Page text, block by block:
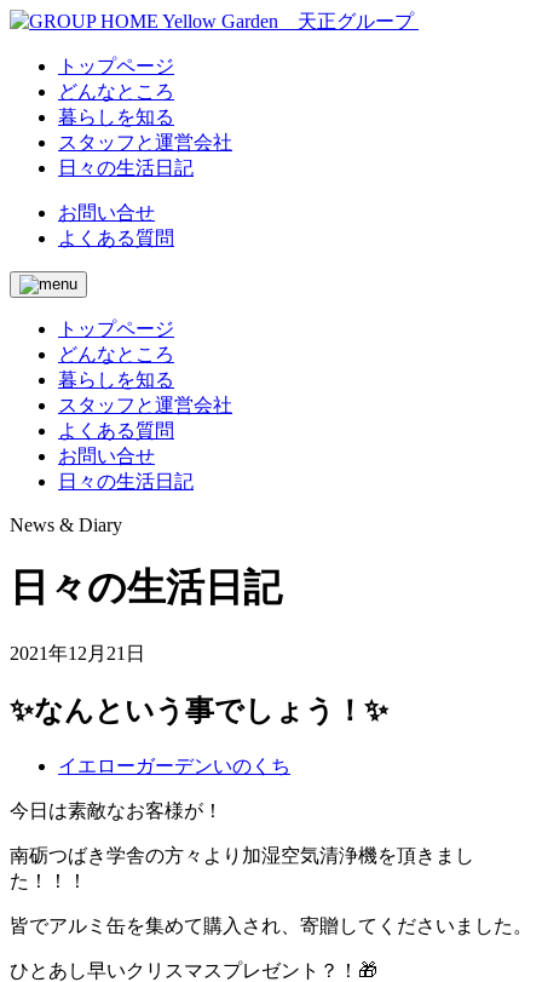
トップページ
どんなところ
暮らしを知る
スタッフと運営会社
日々の生活日記
お問い合せ
よくある質問
トップページ
どんなところ
暮らしを知る
スタッフと運営会社
よくある質問
お問い合せ
日々の生活日記
News & Diary
日々の生活日記
2021年12月21日
✨なんという事でしょう！✨
イエローガーデンいのくち
今日は素敵なお客様が！
南砺つばき学舎の方々より加湿空気清浄機を頂きまし
た！！！
皆でアルミ缶を集めて購入され、寄贈してくださいました。
ひとあし早いクリスマスプレゼント？！🎁